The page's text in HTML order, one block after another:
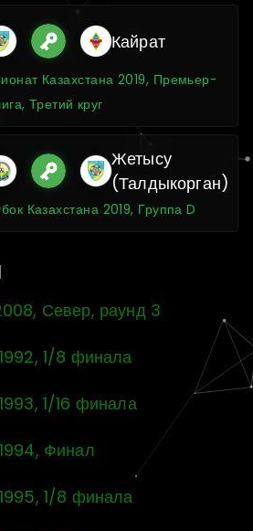
Кайрат
Казахстана 2019, Премьер-
Третий круг
Жетысу
(Талдыкорган)
Казахстана 2019, Группа D
Север, раунд 3
1/8 финала
1/16 финала
Финал
1/8 финала